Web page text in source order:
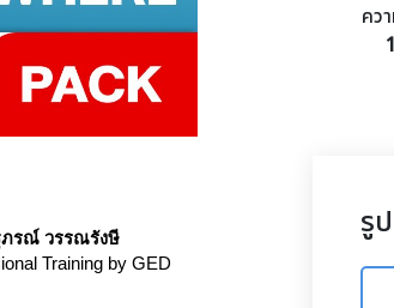
คว
รู
ภรณ์ วรรณรังษี
Training by GED